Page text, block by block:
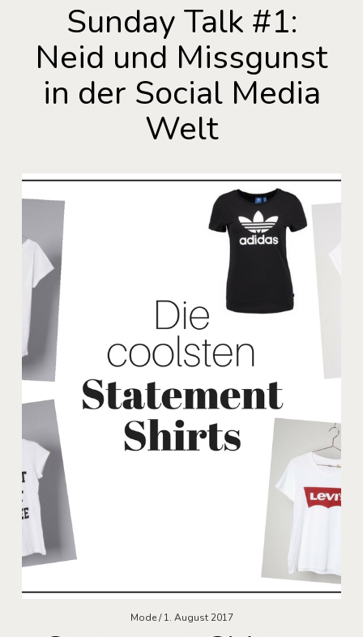
Sunday Talk #1:
Neid und Missgunst
in der Social Media
Welt
Mode 1. August 2017